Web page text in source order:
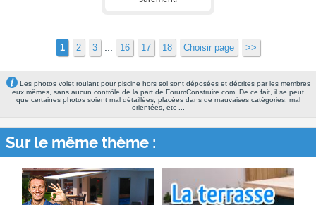
1 2 3 16 17 18 Choisir page >>
Les photos volet roulant pour piscine hors sol sont déposées et décrites par les membres
eux mêmes, sans aucun contrôle de la part de ForumConstruire.com. De ce fait, il se peut
que certaines photos soient mal détaillées, placées dans de mauvaises catégories, mal
orientées, etc ...
Sur le même thème :